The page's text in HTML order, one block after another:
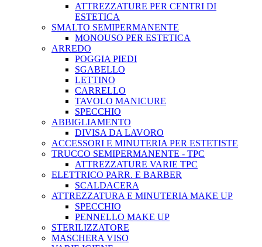
ATTREZZATURE PER CENTRI DI
ESTETICA
SMALTO SEMIPERMANENTE
MONOUSO PER ESTETICA
ARREDO
POGGIA PIEDI
SGABELLO
LETTINO
CARRELLO
TAVOLO MANICURE
SPECCHIO
ABBIGLIAMENTO
DIVISA DA LAVORO
ACCESSORI E MINUTERIA PER ESTETISTE
TRUCCO SEMIPERMANENTE - TPC
ATTREZZATURE VARIE TPC
ELETTRICO PARR. E BARBER
SCALDACERA
ATTREZZATURA E MINUTERIA MAKE UP
SPECCHIO
PENNELLO MAKE UP
STERILIZZATORE
MASCHERA VISO